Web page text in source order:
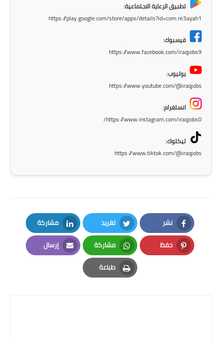
المرحلة الاعدادية
دروس
المرحلة الابتدائية
تطبيق الرعاية الاجتماعية:
https://play.google.com/store/apps/details?id=com.re3ayah1
فيسبوك:
https://www.facebook.com/iraqjobs9
يوتيوب:
https://www.youtube.com/@iraqjobs
انستغرام:
https://www.instagram.com/iraqjobs0/
تيكتوك:
https://www.tiktok.com/@iraqjobs
نشر
Facebook
تغريد
Twitter
مشاركة
LinkedIn
حفظ
Pinterest
مشاركة
Whatsapp
إرسال
Email
طباعة
Print